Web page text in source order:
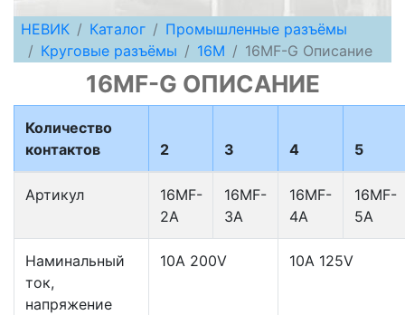
НЕВИК Каталог
Промышленные разъёмы
Круговые разъёмы
16M 16MF-G Описание
16MF-G ОПИСАНИЕ
Количество
контактов
2 3 4 5
Артикул
16MF-
2A
16MF-
3A
16MF-
4A
16MF-
5A
Наминальный
ток,
напряжение
10A 200V 10A 125V